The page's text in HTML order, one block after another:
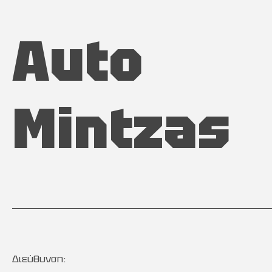
Auto
Mintzas
Διεύθυνση: